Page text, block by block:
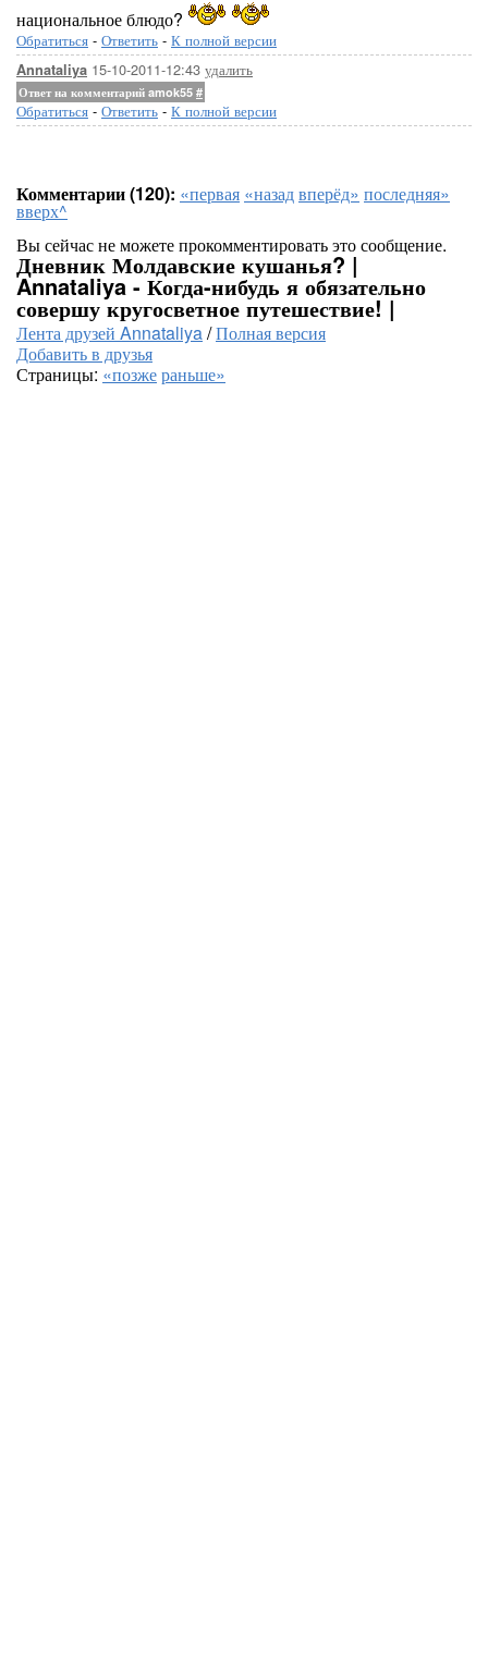
национальное блюдо?
Обратиться - Ответить - К полной версии
Annataliya 15-10-2011-12:43 удалить
Ответ на комментарий amok55 #
Обратиться - Ответить - К полной версии
Комментарии (120): «первая «назадвперёд» последняя»
вверх^
Вы сейчас не можете прокомментировать это сообщение.
Дневник Молдавские кушанья? |
Annataliya - Когда-нибудь я обязательно
совершу кругосветное путешествие! |
Лента друзей Annataliya/Полная версия
Добавить в друзья
Страницы: «позжераньше»